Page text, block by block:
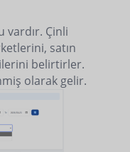
Çinli
satın
belirtirler.
olarak gelir.